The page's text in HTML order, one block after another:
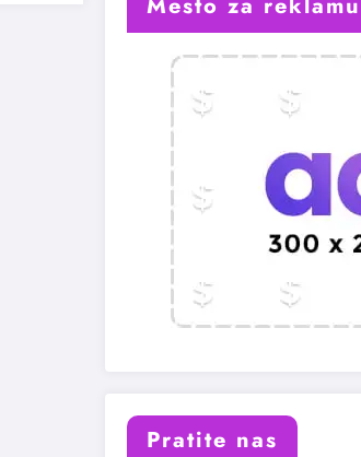
Pratite nas